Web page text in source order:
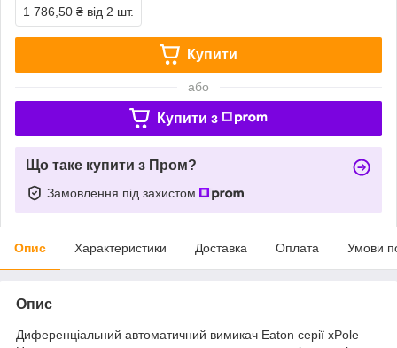
1 786,50 ₴ від 2 шт.
Купити
або
Купити з
Що таке купити з Пром?
Замовлення під захистом
Опис Характеристики Доставка Оплата Умови
Опис
Диференціальний автоматичний вимикач Eaton серії xPole